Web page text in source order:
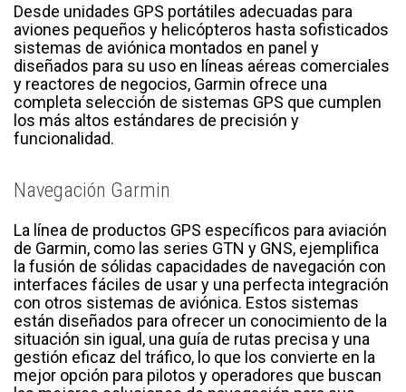
Desde unidades GPS portátiles adecuadas para
aviones pequeños y helicópteros hasta sofisticados
sistemas de aviónica montados en panel y
diseñados para su uso en líneas aéreas comerciales
y reactores de negocios, Garmin ofrece una
completa selección de sistemas GPS que cumplen
los más altos estándares de precisión y
funcionalidad.
Navegación Garmin
La línea de productos GPS específicos para aviación
de Garmin, como las series GTN y GNS, ejemplifica
la fusión de sólidas capacidades de navegación con
interfaces fáciles de usar y una perfecta integración
con otros sistemas de aviónica. Estos sistemas
están diseñados para ofrecer un conocimiento de la
situación sin igual, una guía de rutas precisa y una
gestión eficaz del tráfico, lo que los convierte en la
mejor opción para pilotos y operadores que buscan